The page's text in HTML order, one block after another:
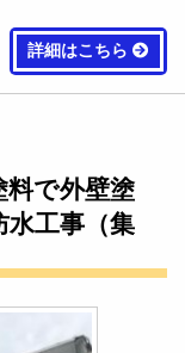
詳細はこちら
料で外壁塗
水工事（集